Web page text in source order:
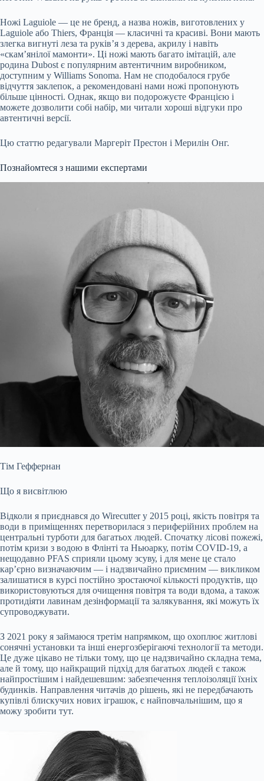
Ножі Laguiole — це не бренд, а назва ножів, виготовлених у
Laguiole або Thiers, Франція — класичні та красиві. Вони мають
злегка вигнуті леза та руків’я з дерева, акрилу і навіть
«скам’янілої мамонти». Ці ножі мають багато імітацій, але
родина Dubost є популярним автентичним виробником,
доступним у Williams Sonoma. Нам не сподобалося грубе
відчуття заклепок, а рекомендовані нами ножі пропонують
більше цінності. Однак, якщо ви подорожуєте Францією і
можете дозволити собі набір, ми читали хороші відгуки про
автентичні версії.
Цю статтю редагували Маргеріт Престон і Мерилін Онг.
Познайомтеся з нашими експертами
Тім Геффернан
Що я висвітлюю
Відколи я приєднався до Wirecutter у 2015 році, якість повітря та
води в приміщеннях перетворилася з периферійних проблем на
центральні турботи для багатьох людей. Спочатку лісові пожежі,
потім кризи з водою в Флінті та Ньюарку, потім COVID-19, а
нещодавно PFAS сприяли цьому зсуву, і для мене це стало
кар’єрно визначаючим — і надзвичайно приємним — викликом
залишатися в курсі постійно зростаючої кількості продуктів, що
використовуються для очищення повітря та води вдома, а також
протидіяти лавинам дезінформації та залякування, які можуть їх
супроводжувати.
З 2021 року я займаюся третім напрямком, що охоплює житлові
сонячні установки та інші енергозберігаючі технології та методи.
Це дуже цікаво не тільки тому, що це надзвичайно складна тема,
але й тому, що найкращий підхід для багатьох людей є також
найпростішим і найдешевшим: забезпечення теплоізоляції їхніх
будинків. Направлення читачів до рішень, які не передбачають
купівлі блискучих нових іграшок, є найповчальнішим, що я
можу зробити тут.